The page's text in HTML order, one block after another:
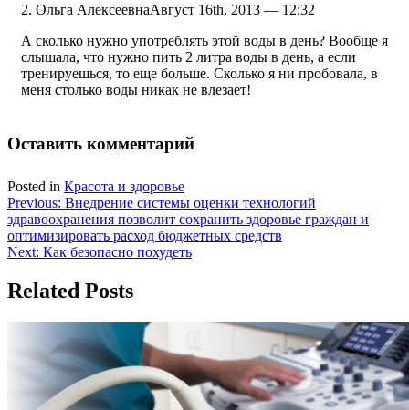
Ольга АлексеевнаАвгуст 16th, 2013 — 12:32
А сколько нужно употреблять этой воды в день? Вообще я
слышала, что нужно пить 2 литра воды в день, а если
тренируешься, то еще больше. Сколько я ни пробовала, в
меня столько воды никак не влезает!
Оставить комментарий
Posted in Красота и здоровье
Навигация
по
записям
Previous: Внедрение системы оценки технологий
здравоохранения позволит сохранить здоровье граждан и
оптимизировать расход бюджетных средств
Next: Как безопасно похудеть
Related Posts